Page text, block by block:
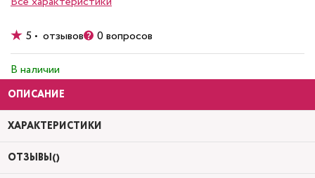
5 • отзывов 0 вопросов
В наличии
ОПИСАНИЕ
ХАРАКТЕРИСТИКИ
ОТЗЫВЫ()